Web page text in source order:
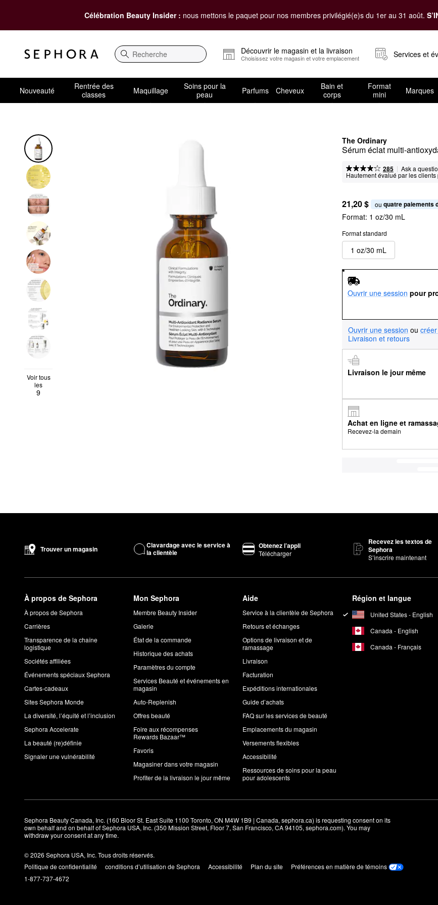
Célébration Beauty Insider : nous mettons le paquet pour nos membres privilégié(e)s du 1er au 31 août.
Recherche
Découvrir le magasin et la livraison
Choisissez votre magasin et votre emplacement Services et
Nouveauté
Rentrée des
classes
Maquillage
Soins pour la
peau
Parfums Cheveux
Bain et
corps
Format
mini
Marques
The Ordinary
Sérum éclat multi-
285 | Ask a
Hautement évalué par les clients
Voir tous
les
9
21,20 $ ou quatre paiements
Format: 1 oz/30 mL
Format standard
1 oz/30 mL
Ouvrir une session pour
Ouvrir une session ou
Livraison et retours
Livraison le jour même
Achat en ligne et
Recevez-la demain
Trouver un magasin
Clavardage avec le service à
la clientèle
Obtenez l’appli
Télécharger
Recevez les textos de
Sephora
S’inscrire maintenant
À propos de Sephora
À propos de Sephora
Carrières
Transparence de la chaîne
logistique
Sociétés affiliées
Événements spéciaux Sephora
Cartes-cadeaux
Sites Sephora Monde
La diversité, l’équité et l’inclusion
Sephora Accelerate
La beauté (re)définie
Signaler une vulnérabilité
Mon Sephora
Membre Beauty Insider
Galerie
État de la commande
Historique des achats
Paramètres du compte
Services Beauté et événements en
magasin
Auto-Replenish
Offres beauté
Foire aux récompenses
Rewards Bazaar™
Favoris
Magasiner dans votre magasin
Profiter de la livraison le jour même
Aide
Service à la clientèle de Sephora
Retours et échanges
Options de livraison et de
ramassage
Livraison
Facturation
Expéditions internationales
Guide d’achats
FAQ sur les services de beauté
Emplacements du magasin
Versements flexibles
Accessibilité
Ressources de soins pour la peau
pour adolescents
Région et langue
United States - English
Canada - English
Canada - Français
Sephora Beauty Canada, Inc. (160 Bloor St. East Suite 1100 Toronto, ON M4W 1B9 | Canada, sephora.ca) is requesting consent on its
own behalf and on behalf of Sephora USA, Inc. (350 Mission Street, Floor 7, San Francisco, CA 94105, sephora.com). You may
withdraw your consent at any time.
© 2026 Sephora USA, Inc. Tous droits réservés.
Politique de confidentialité
conditions d’utilisation de Sephora Accessibilité Plan du site
Préférences en matière de témoins
1-877-737-4672